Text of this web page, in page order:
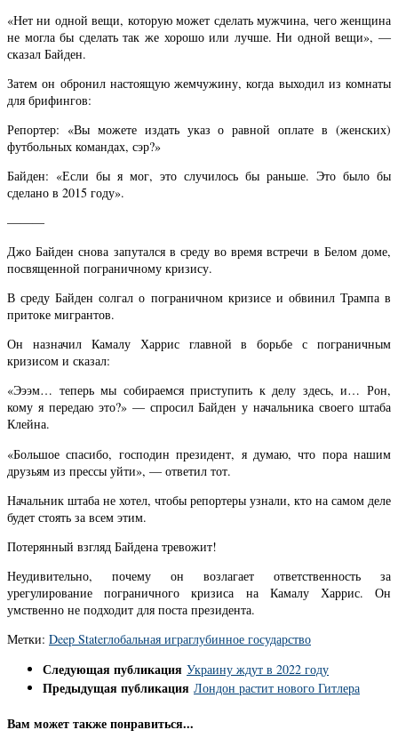
«Нет ни одной вещи, которую может сделать мужчина, чего женщина
не могла бы сделать так же хорошо или лучше. Ни одной вещи», —
сказал Байден.
Затем он обронил настоящую жемчужину, когда выходил из комнаты
для брифингов:
Репортер: «Вы можете издать указ о равной оплате в (женских)
футбольных командах, сэр?»
Байден: «Если бы я мог, это случилось бы раньше. Это было бы
сделано в 2015 году».
———
Джо Байден снова запутался в среду во время встречи в Белом доме,
посвященной пограничному кризису.
В среду Байден солгал о пограничном кризисе и обвинил Трампа в
притоке мигрантов.
Он назначил Камалу Харрис главной в борьбе с пограничным
кризисом и сказал:
«Эээм… теперь мы собираемся приступить к делу здесь, и… Рон,
кому я передаю это?» — спросил Байден у начальника своего штаба
Клейна.
«Большое спасибо, господин президент, я думаю, что пора нашим
друзьям из прессы уйти», — ответил тот.
Начальник штаба не хотел, чтобы репортеры узнали, кто на самом деле
будет стоять за всем этим.
Потерянный взгляд Байдена тревожит!
Неудивительно, почему он возлагает ответственность за
урегулирование пограничного кризиса на Камалу Харрис. Он
умственно не подходит для поста президента.
Метки: Deep Stateглобальная играглубинное государство
Следующая публикация Украину ждут в 2022 году
Предыдущая публикация Лондон растит нового Гитлера
Вам может также понравиться...